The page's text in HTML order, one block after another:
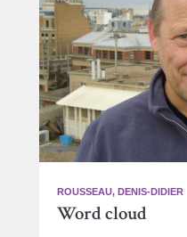
ROUSSEAU, DENIS-DIDIER
Word cloud